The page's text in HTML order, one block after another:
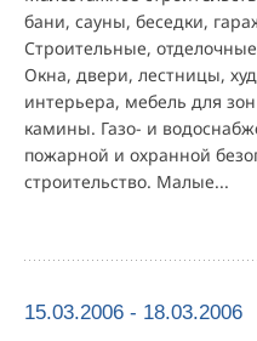
бани, сауны, беседки,
Строительные,
Окна, двери, лестницы,
интерьера, мебель для
камины. Газо- и
пожарной и охранной
строительство. Малые...
15.03.2006 - 18.03.2006